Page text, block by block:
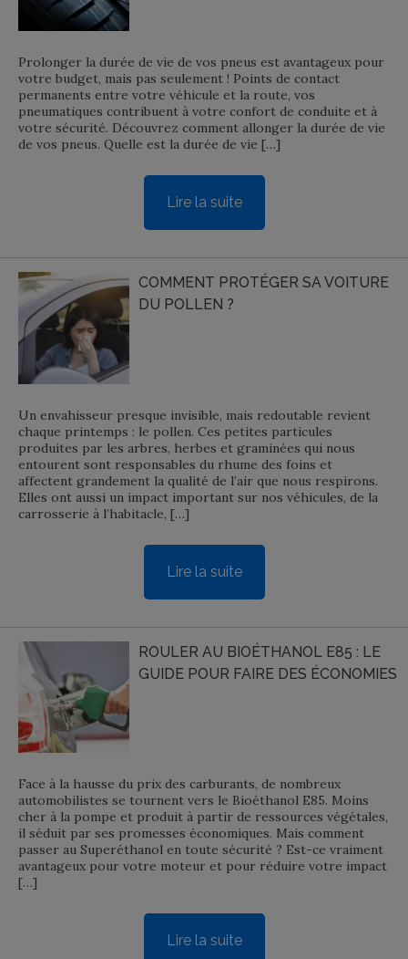
Prolonger la durée de vie de vos pneus est avantageux pour
votre budget, mais pas seulement ! Points de contact
permanents entre votre véhicule et la route, vos
pneumatiques contribuent à votre confort de conduite et à
votre sécurité. Découvrez comment allonger la durée de vie
de vos pneus. Quelle est la durée de vie […]
Lire la suite
COMMENT PROTÉGER SA VOITURE
DU POLLEN ?
Un envahisseur presque invisible, mais redoutable revient
chaque printemps : le pollen. Ces petites particules
produites par les arbres, herbes et graminées qui nous
entourent sont responsables du rhume des foins et
affectent grandement la qualité de l’air que nous respirons.
Elles ont aussi un impact important sur nos véhicules, de la
carrosserie à l’habitacle, […]
Lire la suite
ROULER AU BIOÉTHANOL E85 : LE
GUIDE POUR FAIRE DES ÉCONOMIES
Face à la hausse du prix des carburants, de nombreux
automobilistes se tournent vers le Bioéthanol E85. Moins
cher à la pompe et produit à partir de ressources végétales,
il séduit par ses promesses économiques. Mais comment
passer au Superéthanol en toute sécurité ? Est-ce vraiment
avantageux pour votre moteur et pour réduire votre impact
[…]
Lire la suite